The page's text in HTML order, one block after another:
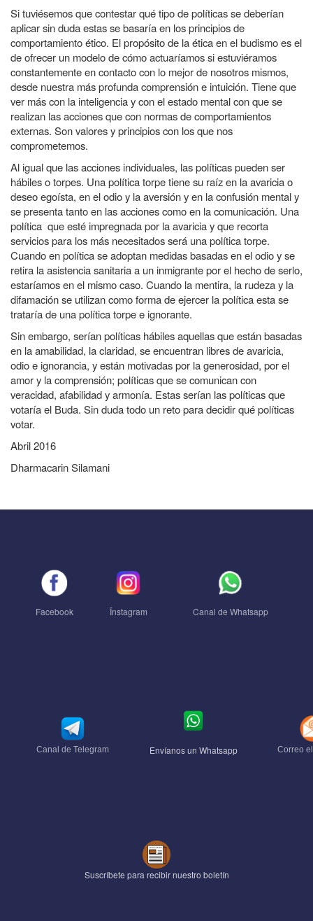
Si tuviésemos que contestar qué tipo de políticas se deberían
aplicar sin duda estas se basaría en los principios de
comportamiento ético. El propósito de la ética en el budismo es el
de ofrecer un modelo de cómo actuaríamos si estuviéramos
constantemente en contacto con lo mejor de nosotros mismos,
desde nuestra más profunda comprensión e intuición. Tiene que
ver más con la inteligencia y con el estado mental con que se
realizan las acciones que con normas de comportamientos
externas. Son valores y principios con los que nos
comprometemos.
Al igual que las acciones individuales, las políticas pueden ser
hábiles o torpes. Una política torpe tiene su raíz en la avaricia o
deseo egoísta, en el odio y la aversión y en la confusión mental y
se presenta tanto en las acciones como en la comunicación. Una
política que esté impregnada por la avaricia y que recorta
servicios para los más necesitados será una política torpe.
Cuando en política se adoptan medidas basadas en el odio y se
retira la asistencia sanitaria a un inmigrante por el hecho de serlo,
estaríamos en el mismo caso. Cuando la mentira, la rudeza y la
difamación se utilizan como forma de ejercer la política esta se
trataría de una política torpe e ignorante.
Sin embargo, serían políticas hábiles aquellas que están basadas
en la amabilidad, la claridad, se encuentran libres de avaricia,
odio e ignorancia, y están motivadas por la generosidad, por el
amor y la comprensión; políticas que se comunican con
veracidad, afabilidad y armonía. Estas serían las políticas que
votaría el Buda. Sin duda todo un reto para decidir qué políticas
votar.
Abril 2016
Dharmacarin Silamani
Facebook Ïnstagram Canal de Whatsapp
Canal de Telegram Envíanos un Whatsapp Correo
Suscríbete para recibir nuestro boletín